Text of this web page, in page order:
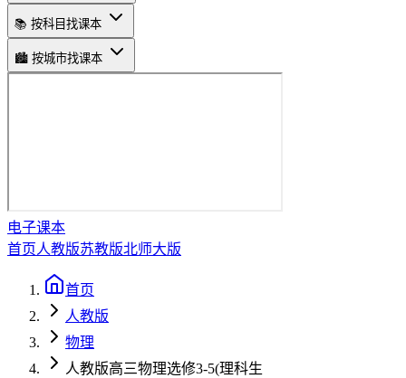
📚 按科目找课本
🏙️ 按城市找课本
电子课本
首页人教版苏教版北师大版
首页
人教版
物理
人教版高三物理选修3-5(理科生